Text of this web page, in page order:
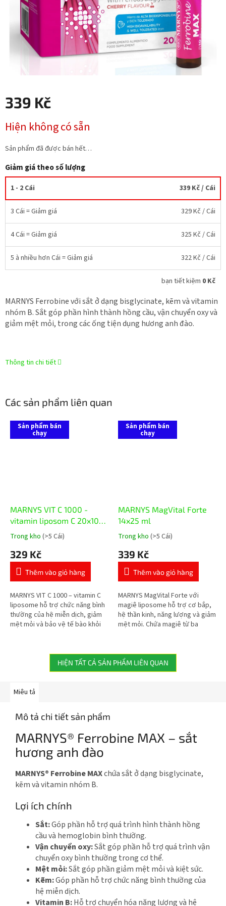
339 Kč
đo
Hiện không có sẵn
Sản phẩm đã được bán hết…
Giảm giá theo số lượng
1 - 2 Cái 339 Kč/ Cái
3 Cái = Giảm giá 329 Kč / Cái
4 Cái = Giảm giá 325 Kč / Cái
5 à nhiều hơn Cái = Giảm giá 322 Kč / Cái
bạn tiết kiệm 0 Kč
MARNYS Ferrobine với sắt ở dạng bisglycinate, kẽm và vitamin
nhóm B. Sắt góp phần hình thành hồng cầu, vận chuyển oxy và
giảm mệt mỏi, trong các ống tiện dụng hương anh đào.
Thông tin chi tiết
Các sản phẩm liên quan
Sản phẩm bán
chạy
MARNYS VIT C 1000 -
vitamin liposom C 20x10
ml
Đánh
trung
bình
của
phẩm
là
5,0
trên
Trong kho (>5 Cái)
329 Kč
Thêm vào giỏ hàng
MARNYS VIT C 1000 – vitamin C
liposome hỗ trợ chức năng bình
thường của hệ miễn dịch, giảm
mệt mỏi và bảo vệ tế bào khỏi
Sản phẩm bán
chạy
MARNYS MagVital Forte
14x25 ml
Đánh
trung
bình
của
phẩm
là
5,0
trên
Trong kho (>5 Cái)
339 Kč
Thêm vào giỏ hàng
MARNYS MagVital Forte với
magiê liposome hỗ trợ cơ bắp,
hệ thần kinh, năng lượng và giảm
mệt mỏi. Chứa magiê từ ba
magnesium...
HIỆN TẤT CẢ SẢN PHẨM LIÊN QUAN
Miêu tả
Mô tả chi tiết sản phẩm
MARNYS® Ferrobine MAX – sắt
hương anh đào
MARNYS® Ferrobine MAXchứa sắt ở dạng bisglycinate,
kẽm và vitamin nhóm B.
Lợi ích chính
Sắt:Góp phần hỗ trợ quá trình hình thành hồng
cầu và hemoglobin bình thường.
Vận chuyển oxy:Sắt góp phần hỗ trợ quá trình vận
chuyển oxy bình thường trong cơ thể.
Mệt mỏi:Sắt góp phần giảm mệt mỏi và kiệt sức.
Kẽm:Góp phần hỗ trợ chức năng bình thường của
hệ miễn dịch.
Vitamin B:Hỗ trợ chuyển hóa năng lượng và hệ